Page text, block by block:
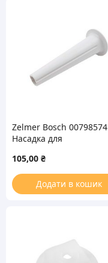
Zelmer Bosch 00798574
Насадка для
для мясорубки NR5
86.1004
105,00 ₴
Додати в кошик